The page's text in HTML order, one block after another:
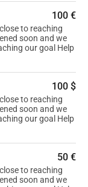
anderen Seite
Arbeit sichern
Feuer in uns
unserer Kinder
und wenn
wie klein, hilft
Freiheit näher
100 €
to reaching
soon and we
our goal Help
100 $
to reaching
soon and we
our goal Help
50 €
to reaching
soon and we